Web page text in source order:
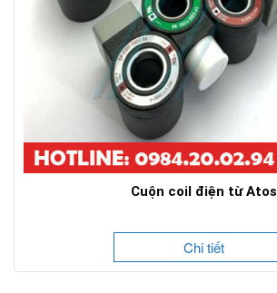
Cuộn coil điện từ Atos
Chi tiết